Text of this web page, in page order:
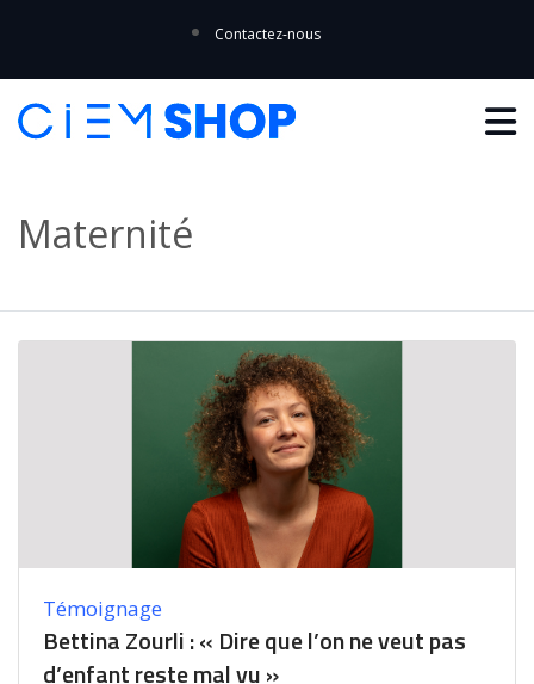
Contactez-nous
Maternité
Témoignage
Bettina Zourli : « Dire que l’on ne veut pas
d’enfant reste mal vu »